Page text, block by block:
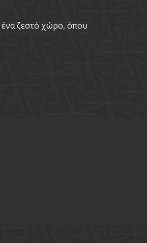
ένα ζεστό χώρο, όπου